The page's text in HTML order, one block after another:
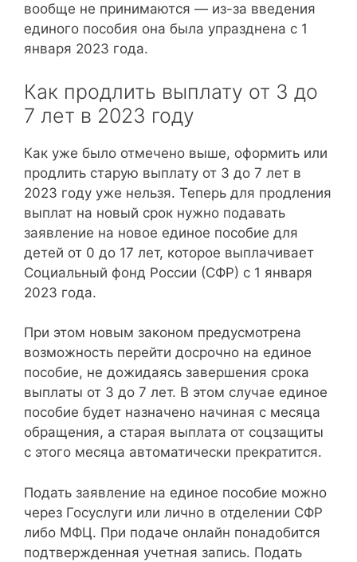
вообще не принимаются — из-за введения
единого пособия она была упразднена с 1
января 2023 года.
Как продлить выплату от 3 до
7 лет в 2023 году
Как уже было отмечено выше, оформить или
продлить старую выплату от 3 до 7 лет в
2023 году уже нельзя. Теперь для продления
выплат на новый срок нужно подавать
заявление на новое единое пособие для
детей от 0 до 17 лет, которое выплачивает
Социальный фонд России (СФР) с 1 января
2023 года.
При этом новым законом предусмотрена
возможность перейти досрочно на единое
пособие, не дожидаясь завершения срока
выплаты от 3 до 7 лет. В этом случае единое
пособие будет назначено начиная с месяца
обращения, а старая выплата от соцзащиты
с этого месяца автоматически прекратится.
Подать заявление на единое пособие можно
через Госуслуги или лично в отделении СФР
либо МФЦ. При подаче онлайн понадобится
подтвержденная учетная запись. Подать